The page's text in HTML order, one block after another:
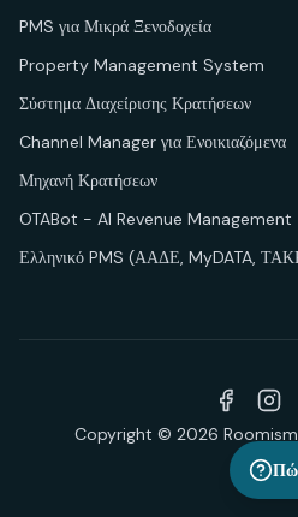
PMS για Μικρά Ξενοδοχεία
Property Management System
Σύστημα Διαχείρισης Κρατήσεων
Channel Manager για Ενοικιαζόμενα
Μηχανή Κρατήσεων
OTABot - AI Revenue Management
Ελληνικό PMS (ΑΑΔΕ, MyDATA,
Facebook
Copyright © 2026